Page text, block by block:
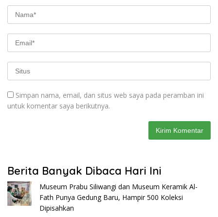
Simpan nama, email, dan situs web saya pada peramban ini
untuk komentar saya berikutnya.
Berita Banyak Dibaca Hari Ini
Museum Prabu Siliwangi dan Museum Keramik Al-
Fath Punya Gedung Baru, Hampir 500 Koleksi
Dipisahkan